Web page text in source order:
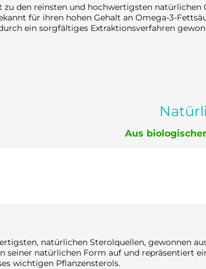
zu den reinsten und hochwertigsten
für ihren hohen Gehalt an Omega-3-
ein sorgfältiges Extraktionsverfahren
Aus
natürlichen Sterolquellen, gewonnen
natürlichen Form auf und repräsentiert
wichtigen Pflanzensterols.